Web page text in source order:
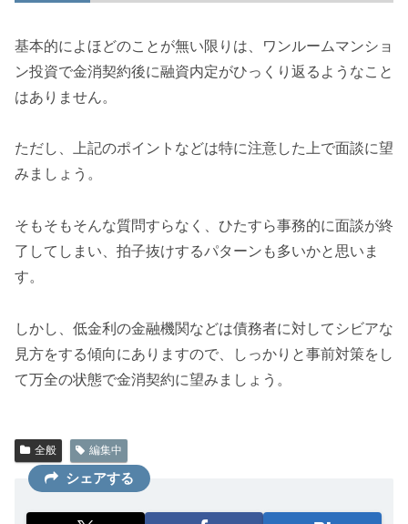
基本的によほどのことが無い限りは、ワンルームマンショ
ン投資で金消契約後に融資内定がひっくり返るようなこと
はありません。
ただし、上記のポイントなどは特に注意した上で面談に望
みましょう。
そもそもそんな質問すらなく、ひたすら事務的に面談が終
了してしまい、拍子抜けするパターンも多いかと思いま
す。
しかし、低金利の金融機関などは債務者に対してシビアな
見方をする傾向にありますので、しっかりと事前対策をし
て万全の状態で金消契約に望みましょう。
全般 編集中
シェアする